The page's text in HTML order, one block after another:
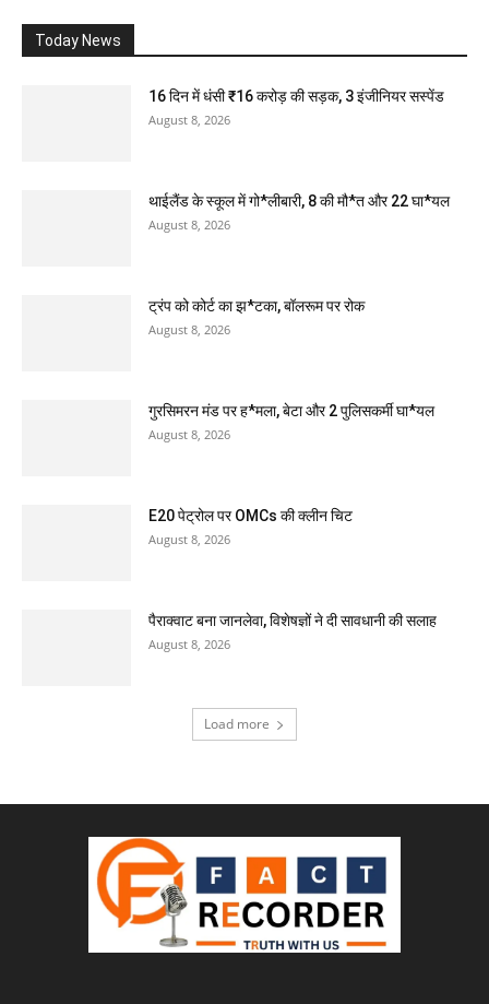
Today News
16 दिन में धंसी ₹16 करोड़ की सड़क, 3 इंजीनियर सस्पेंड
August 8, 2026
थाईलैंड के स्कूल में गो*लीबारी, 8 की मौ*त और 22 घा*यल
August 8, 2026
ट्रंप को कोर्ट का झ*टका, बॉलरूम पर रोक
August 8, 2026
गुरसिमरन मंड पर ह*मला, बेटा और 2 पुलिसकर्मी घा*यल
August 8, 2026
E20 पेट्रोल पर OMCs की क्लीन चिट
August 8, 2026
पैराक्वाट बना जानलेवा, विशेषज्ञों ने दी सावधानी की सलाह
August 8, 2026
Load more